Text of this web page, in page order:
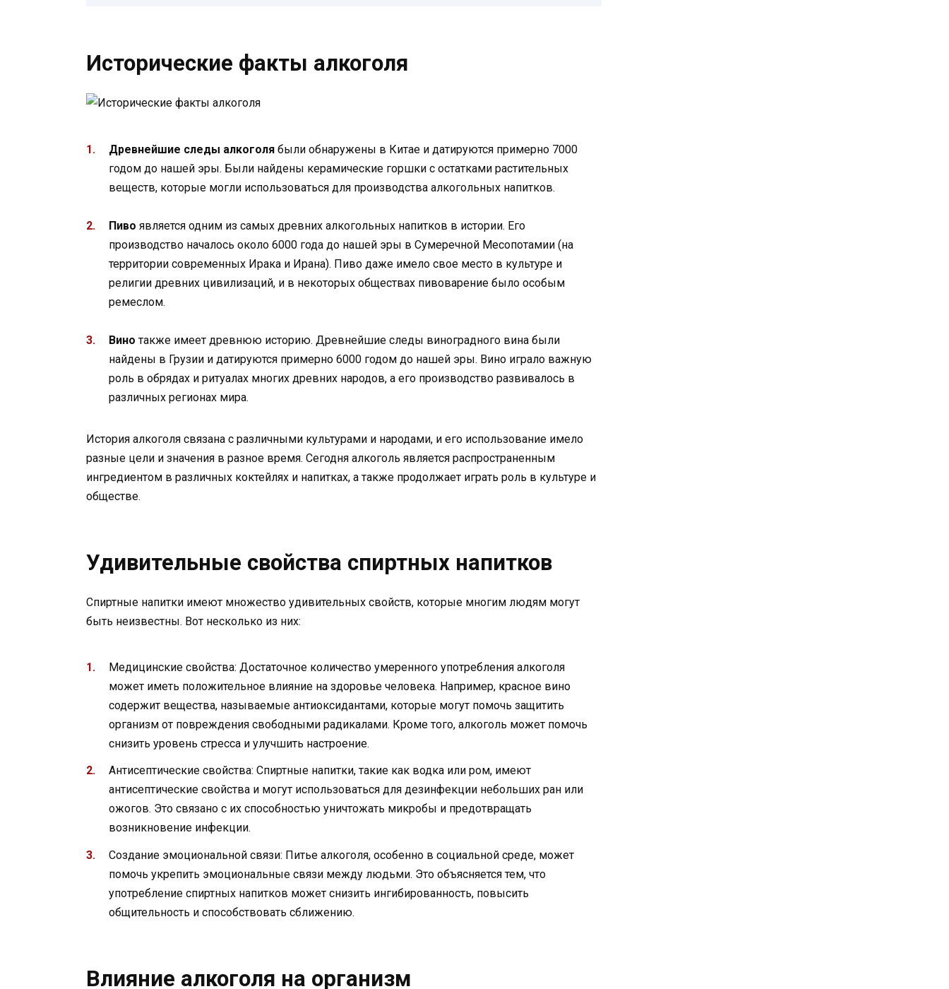
Исторические факты алкоголя
Древнейшие следы алкоголя были обнаружены в Китае и датируются примерно 7000
годом до нашей эры. Были найдены керамические горшки с остатками растительных
веществ, которые могли использоваться для производства алкогольных напитков.
Пиво является одним из самых древних алкогольных напитков в истории. Его
производство началось около 6000 года до нашей эры в Сумеречной Месопотамии (на
территории современных Ирака и Ирана). Пиво даже имело свое место в культуре и
религии древних цивилизаций, и в некоторых обществах пивоварение было особым
ремеслом.
Вино также имеет древнюю историю. Древнейшие следы виноградного вина были
найдены в Грузии и датируются примерно 6000 годом до нашей эры. Вино играло важную
роль в обрядах и ритуалах многих древних народов, а его производство развивалось в
различных регионах мира.
История алкоголя связана с различными культурами и народами, и его использование имело
разные цели и значения в разное время. Сегодня алкоголь является распространенным
ингредиентом в различных коктейлях и напитках, а также продолжает играть роль в культуре и
обществе.
Удивительные свойства спиртных напитков
Спиртные напитки имеют множество удивительных свойств, которые многим людям могут
быть неизвестны. Вот несколько из них:
Медицинские свойства: Достаточное количество умеренного употребления алкоголя
может иметь положительное влияние на здоровье человека. Например, красное вино
содержит вещества, называемые антиоксидантами, которые могут помочь защитить
организм от повреждения свободными радикалами. Кроме того, алкоголь может помочь
снизить уровень стресса и улучшить настроение.
Антисептические свойства: Спиртные напитки, такие как водка или ром, имеют
антисептические свойства и могут использоваться для дезинфекции небольших ран или
ожогов. Это связано с их способностью уничтожать микробы и предотвращать
возникновение инфекции.
Создание эмоциональной связи: Питье алкоголя, особенно в социальной среде, может
помочь укрепить эмоциональные связи между людьми. Это объясняется тем, что
употребление спиртных напитков может снизить ингибированность, повысить
общительность и способствовать сближению.
Влияние алкоголя на организм